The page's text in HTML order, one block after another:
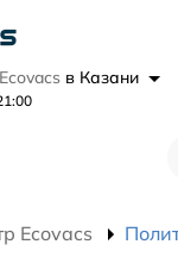
в Казани
Ecovacs